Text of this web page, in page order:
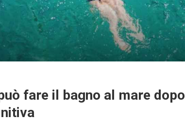
fare il bagno al mare dopo